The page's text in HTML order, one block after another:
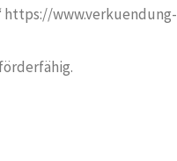
https://www.verkuendung-